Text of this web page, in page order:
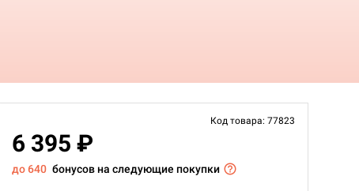
Код товара: 77823
6 395 ₽
до 640 бонусов на следующие покупки